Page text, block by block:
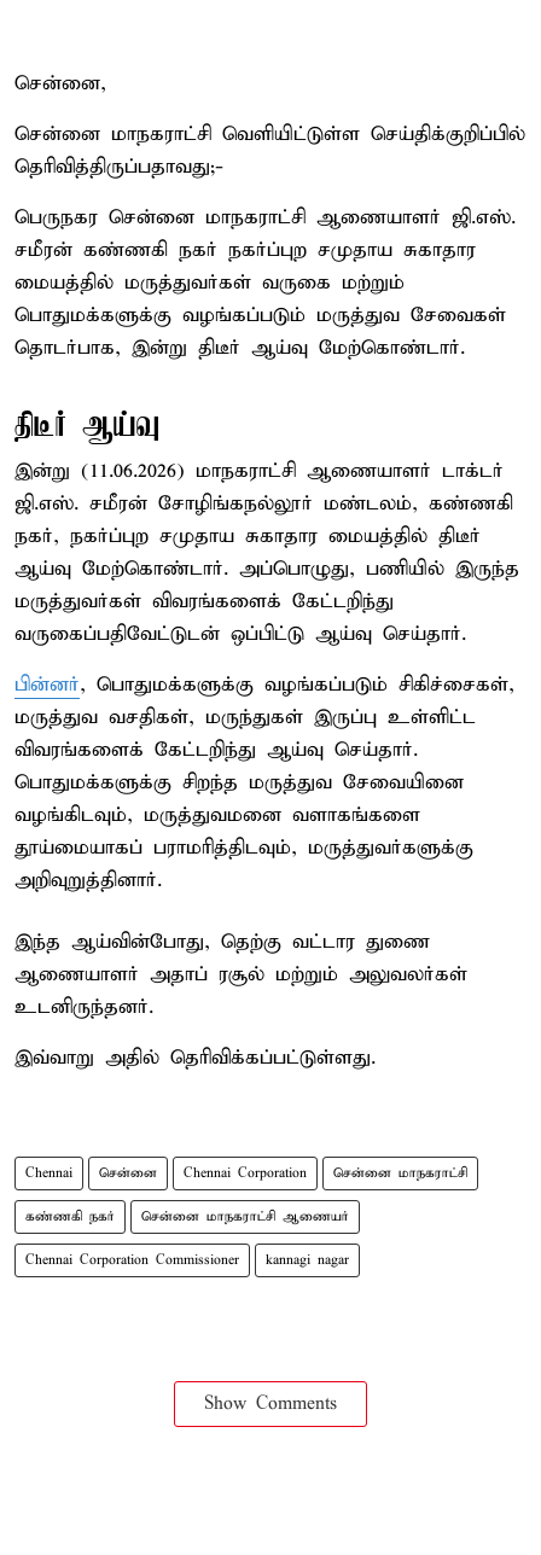
சென்னை,
சென்னை மாநகராட்சி வெளியிட்டுள்ள செய்திக்குறிப்பில்
தெரிவித்திருப்பதாவது;-
பெருநகர சென்னை மாநகராட்சி ஆணையாளர் ஜி.எஸ்.
சமீரன் கண்ணகி நகர் நகர்ப்புற சமுதாய சுகாதார
மையத்தில் மருத்துவர்கள் வருகை மற்றும்
பொதுமக்களுக்கு வழங்கப்படும் மருத்துவ சேவைகள்
தொடர்பாக, இன்று திடீர் ஆய்வு மேற்கொண்டார்.
திடீர் ஆய்வு
இன்று (11.06.2026) மாநகராட்சி ஆணையாளர் டாக்டர்
ஜி.எஸ். சமீரன் சோழிங்கநல்லூர் மண்டலம், கண்ணகி
நகர், நகர்ப்புற சமுதாய சுகாதார மையத்தில் திடீர்
ஆய்வு மேற்கொண்டார். அப்பொழுது, பணியில் இருந்த
மருத்துவர்கள் விவரங்களைக் கேட்டறிந்து
வருகைப்பதிவேட்டுடன் ஒப்பிட்டு ஆய்வு செய்தார்.
பின்னர், பொதுமக்களுக்கு வழங்கப்படும் சிகிச்சைகள்,
மருத்துவ வசதிகள், மருந்துகள் இருப்பு உள்ளிட்ட
விவரங்களைக் கேட்டறிந்து ஆய்வு செய்தார்.
பொதுமக்களுக்கு சிறந்த மருத்துவ சேவையினை
வழங்கிடவும், மருத்துவமனை வளாகங்களை
தூய்மையாகப் பராமரித்திடவும், மருத்துவர்களுக்கு
அறிவுறுத்தினார்.
இந்த ஆய்வின்போது, தெற்கு வட்டார துணை
ஆணையாளர் அதாப் ரசூல் மற்றும் அலுவலர்கள்
உடனிருந்தனர்.
இவ்வாறு அதில் தெரிவிக்கப்பட்டுள்ளது.
Chennai சென்னை Chennai Corporation சென்னை மாநகராட்சி
கண்ணகி நகர் சென்னை மாநகராட்சி ஆணையர்
Chennai Corporation Commissioner kannagi nagar
Show Comments